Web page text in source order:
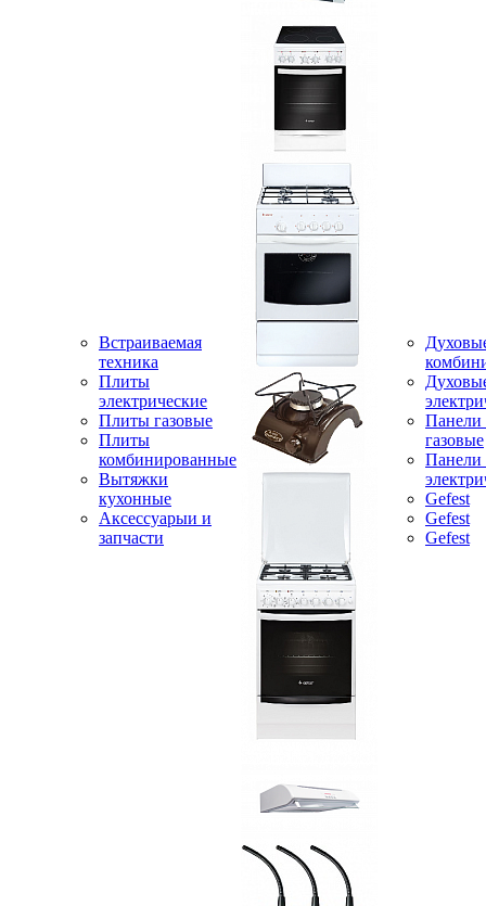
Встраиваемая
техника
Плиты
электрические
Плиты газовые
Плиты
комбинированные
Вытяжки
кухонные
Аксессуарыи и
запчасти
Панели
газовые
Панели
Gefest
Gefest
Gefest